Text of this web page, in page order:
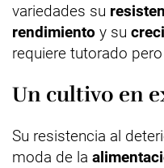
variedades su
rendimiento y su
requiere tutorado
Un cultivo en
Su resistencia al
moda de la